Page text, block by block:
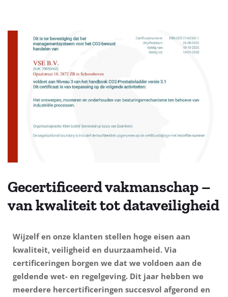
Gecertificeerd vakmanschap –
van kwaliteit tot dataveiligheid
Wijzelf en onze klanten stellen hoge eisen aan
kwaliteit, veiligheid en duurzaamheid. Via
certificeringen borgen we dat we voldoen aan de
geldende wet- en regelgeving. Dit jaar hebben we
meerdere hercertificeringen succesvol afgerond en